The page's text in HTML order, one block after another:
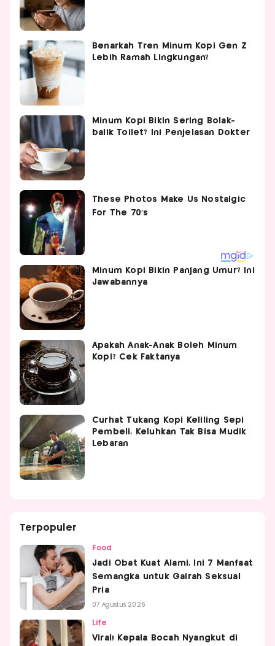
Benarkah Tren Minum Kopi Gen Z
Lebih Ramah Lingkungan?
Minum Kopi Bikin Sering Bolak-
balik Toilet? Ini Penjelasan Dokter
Minum Kopi Bikin Panjang Umur? Ini
Jawabannya
Apakah Anak-Anak Boleh Minum
Kopi? Cek Faktanya
Curhat Tukang Kopi Keliling Sepi
Pembeli, Keluhkan Tak Bisa Mudik
Lebaran
Terpopuler
Food
Jadi Obat Kuat Alami, Ini 7 Manfaat
Semangka untuk Gairah Seksual
Pria
07 Agustus 2026
Life
Viral! Kepala Bocah Nyangkut di